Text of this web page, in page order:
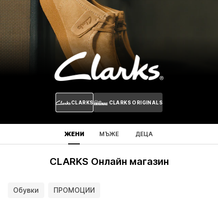
CLARKS CLARKS ORIGINALS
ЖЕНИ МЪЖЕ ДЕЦА
CLARKS Онлайн магазин
Обувки ПРОМОЦИИ